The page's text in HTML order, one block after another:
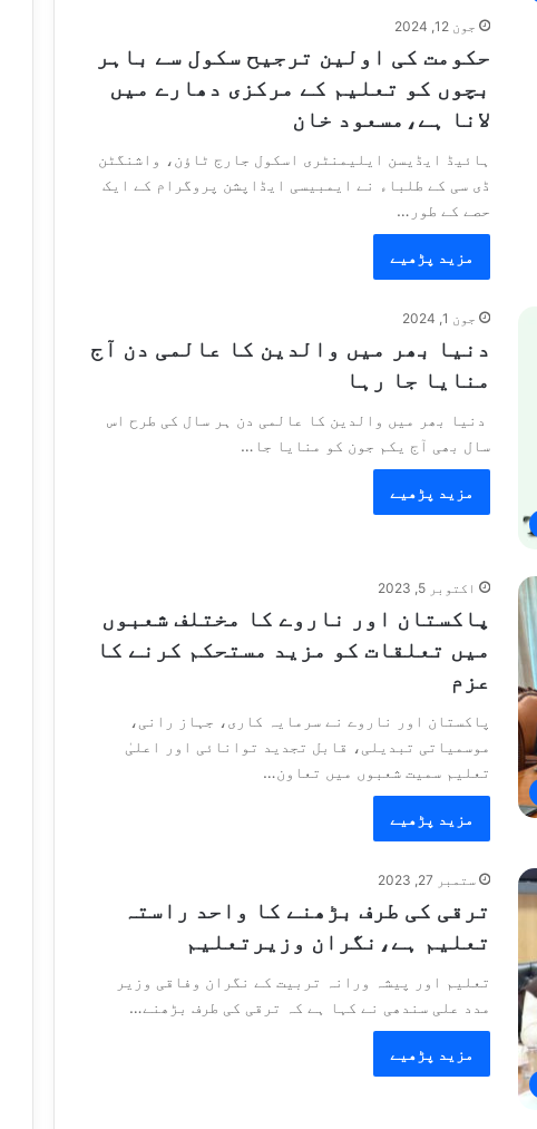
جون 12, 2024
حکومت کی اولین ترجیح سکول سے باہر
بچوں کو تعلیم کے مرکزی دھارے میں
لانا ہے،مسعود خان
ہائیڈ ایڈیسن ایلیمنٹری اسکول جارج ٹاؤن، واشنگٹن
ڈی سی کے طلباء نے ایمبیسی ایڈاپشن پروگرام کے ایک
حصے کے طور…
مزید پڑھیے
جون 1, 2024
دنیا بھر میں والدین کا عالمی دن آج
منایا جا رہا
دنیا بھر میں والدین کا عالمی دن ہر سال کی طرح اس
سال بھی آج یکم جون کو منایا جا…
مزید پڑھیے
اکتوبر 5, 2023
پاکستان اور ناروے کا مختلف شعبوں
میں تعلقات کو مزید مستحکم کرنے کا
عزم
پاکستان اور ناروے نے سرمایہ کاری، جہاز رانی،
موسمیاتی تبدیلی، قابل تجدید توانائی اور اعلیٰ
تعلیم سمیت شعبوں میں تعاون…
مزید پڑھیے
ستمبر 27, 2023
ترقی کی طرف بڑھنے کا واحد راستہ
تعلیم ہے،نگران وزیرتعلیم
تعلیم اور پیشہ ورانہ تربیت کے نگران وفاقی وزیر
مدد علی سندھی نے کہا ہے کہ ترقی کی طرف بڑھنے…
مزید پڑھیے